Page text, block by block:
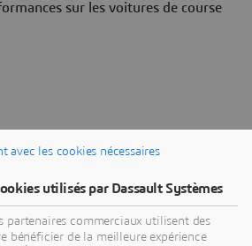
sur les voitures de course
Dassault Systèmes
avec les cookies nécessaires
utilisés par Dassault Systèmes
partenaires commerciaux utilisent des
bénéficier de la meilleure expérience